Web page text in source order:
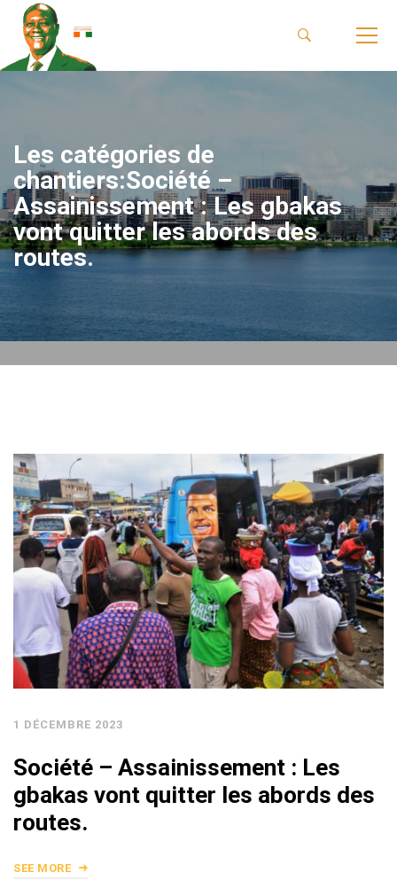
Les catégories de
chantiers:Société –
Assainissement : Les gbakas
vont quitter les abords des
routes.
1 DÉCEMBRE 2023
Société – Assainissement : Les
gbakas vont quitter les abords des
routes.
SEE MORE